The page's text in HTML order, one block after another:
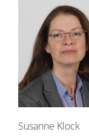
Susanne Klock